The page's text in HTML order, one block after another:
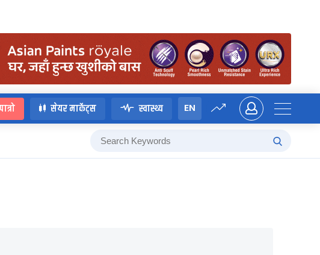
पात्रो सेयर मार्केट्स स्वास्थ्य EN